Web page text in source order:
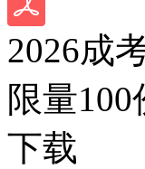
2026成
限量100
下载